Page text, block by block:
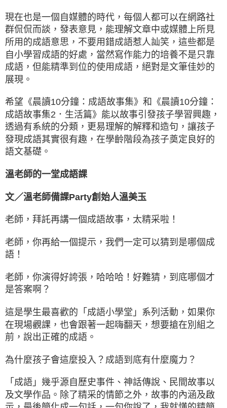
現在也是一個自媒體的時代，每個人都可以在網路社
群侃侃而談，發表意見，能理解文章中或媒體上所見
所用的成語意思，不要用錯成語惹人訕笑，這些都是
自小學習成語的好處，當然寫作能力的培養不是只靠
成語，但能精準到位的使用成語，絕對是文筆佳妙的
展現。
希望《晨讀10分鐘：成語故事集》和《晨讀10分鐘：
成語故事集2．生活篇》能以故事引發孩子學習興趣，
透過有系統的分類，更易理解的解釋和造句，讓孩子
發現成語其實很有趣，在學齡階段為孩子奠定良好的
語文基礎。
溫老師的一堂成語課
文／溫老師備課Party創始人溫美玉
老師，拜託再講一個成語故事，太精采啦！
老師，你再給一個提示，我們一定可以猜到是哪個成
語！
老師，你演得好誇張，哈哈哈！好難猜，到底哪個才
是答案啊？
這是學生最喜歡的「成語小學堂」系列活動，如果你
在現場觀課，也會跟著一起嗨翻天，想要搶在別組之
前，說出正確的成語。
為什麼孩子會這麼投入？成語到底有什麼魔力？
「成語」幾乎源自歷史事件、神話傳說、民間故事以
及文學作品。除了精采的情節之外，故事的內涵及啟